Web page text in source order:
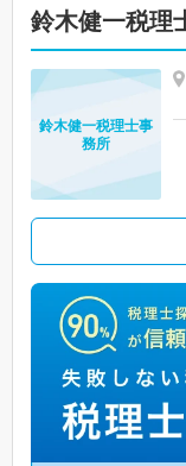
鈴木健一税理
鈴木健一税理士事
務所